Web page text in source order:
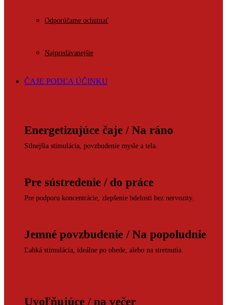
Odporúčame ochutnať
Najpredávanejšie
ČAJE PODĽA ÚČINKU
Energetizujúce čaje / Na ráno
Silnejšia stimulácia, povzbudenie mysle a tela.
Pre sústredenie / do práce
Pre podporu koncentrácie, zlepšenie bdelosti bez nervozity.
Jemné povzbudenie / Na popoludnie
Ľahká stimulácia, ideálne po obede, alebo na stretnutia.
Uvoľňujúce / na večer